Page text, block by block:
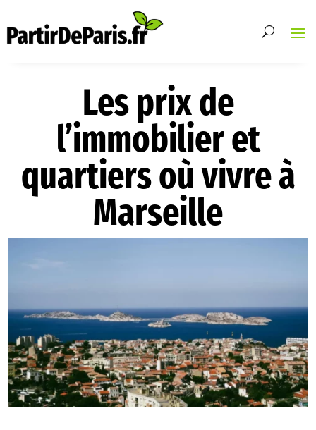
Les prix de
l’immobilier et
quartiers où vivre à
Marseille